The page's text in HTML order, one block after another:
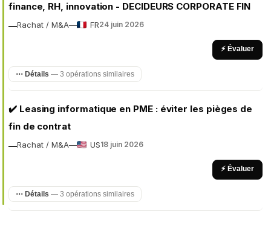
finance, RH, innovation - DECIDEURS CORPORATE FIN
Rachat / M&A
— — FR24 juin 2026
⚡ Évaluer
⋯ Détails — 3 opérations similaires
✔️ Leasing informatique en PME : éviter les pièges de
fin de contrat
Rachat / M&A
— — US18 juin 2026
⚡ Évaluer
⋯ Détails — 3 opérations similaires